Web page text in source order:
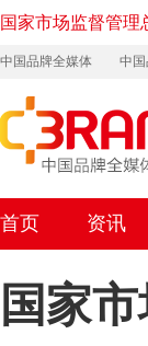
国家市场监督管理
中国品牌全媒体 中
首页 资讯
国家